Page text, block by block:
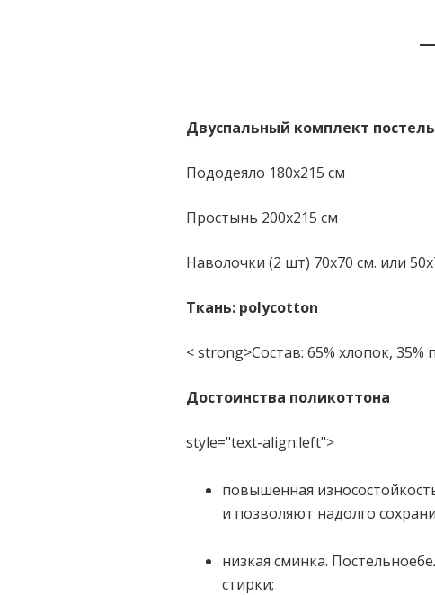
Двуспальный комплект
Пододеяло 180x215 см
Простынь 200x215 см
Наволочки (2 шт) 70x70 см. или
Ткань: polycotton
< strong>Состав: 65% хлопок, 35%
Достоинства поликоттона
style="text-align:left">
повышенная
и позволяют надолго
низкая сминка. Постельное
стирки;